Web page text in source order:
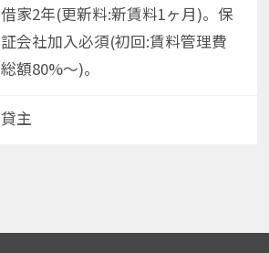
借家2年(更新料:新賃料1ヶ月)。保
証会社加入必須(初回:賃料管理費
総額80%〜)。
貸主